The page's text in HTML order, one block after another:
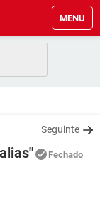
MENU
Seguinte
Fechado